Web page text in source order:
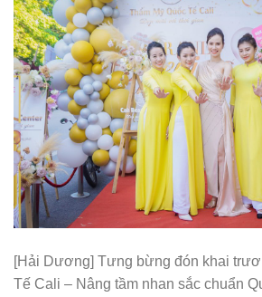
[Hải Dương] Tưng bừng đón khai
Tế Cali – Nâng tầm nhan sắc chuẩn